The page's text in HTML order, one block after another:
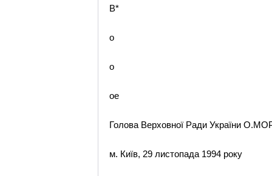
B*
o
o
oe
Голова Верховної Ради України
м. Київ, 29 листопада 1994 року